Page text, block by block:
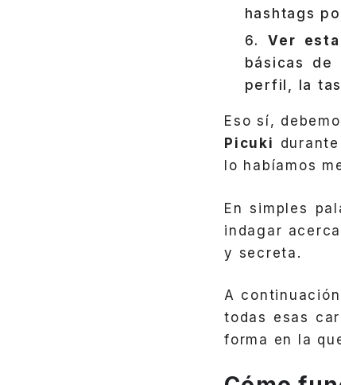
hashtags
Ver
básicas
perfil, la
Eso sí,
Picuki
lo habíamos
En simples
indagar
y secreta.
A
todas esas
forma en la